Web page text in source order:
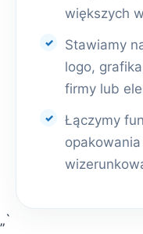
większych
Stawiamy
logo,
firmy lub
Łączymy
„`